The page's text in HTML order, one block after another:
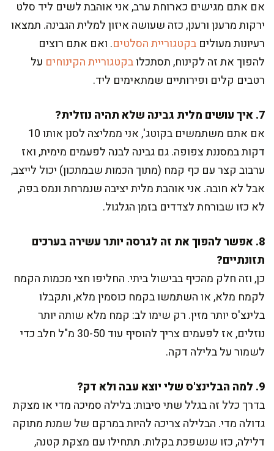
אם אתם מגישים כארוחת ערב, אני אוהבת לשים ליד סלט
ירקות מרענן ורענן, כזה שעושה איזון למלית הגבינה. תמצאו
רעיונות מעולים בקטגוריית הסלטים. ואם אתם רוצים
להפוך את זה לקינוח, תסתכלובקטגוריית הקינוחים על
רטבים קלים ופירותיים שמתאימים ליד.
7. איך עושים מלית גבינה שלא תהיה נוזלית?
אם אתם משתמשים בקוטג', אני ממליצה לסנן אותו 10
דקות במסננת צפופה. גם גבינה לבנה לפעמים מימית, ואז
ערבוב קצר עם כף קמח (מתוך הכמות שבמתכון) יכול לייצב,
אבל לא חובה. אני אוהבת מלית יציבה שנמרחת ונמס בפה,
לא כזו שבורחת לצדדים בזמן הגלגול.
8. אפשר להפוך את זה לגרסה יותר עשירה בערכים
תזונתיים?
כן, וזה חלק מהכיף בבישול ביתי. החליפו חצי מכמות הקמח
לקמח מלא, או השתמשו בקמח כוסמין מלא, ותקבלו
בלינצ'ס יותר מזין. רק שימו לב: קמח מלא שותה יותר
נוזלים, אז לפעמים צריך להוסיף עוד 30-50 מ"ל חלב כדי
לשמור על בלילה דקה.
9. למה הבלינצ'ס שלי יוצא עבה ולא דק?
בדרך כלל זה בגלל שתי סיבות: בלילה סמיכה מדי או מצקת
גדולה מדי. הבלילה צריכה להיות במרקם של שמנת מתוקה
דלילה, כזו שנשפכת בקלות. תתחילו עם מצקת קטנה,